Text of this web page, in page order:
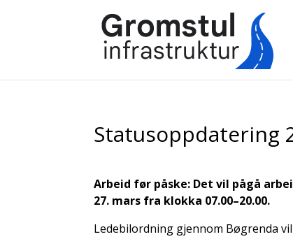
Statusoppdatering
Arbeid før påske: Det vil pågå
27. mars fra klokka 07.00–20.00.
Ledebilordning gjennom Bøgrenda